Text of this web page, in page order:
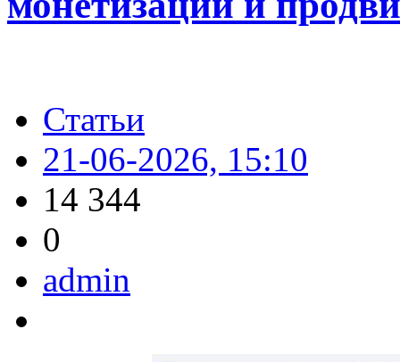
Статьи
21-06-2026, 15:10
14 344
0
admin